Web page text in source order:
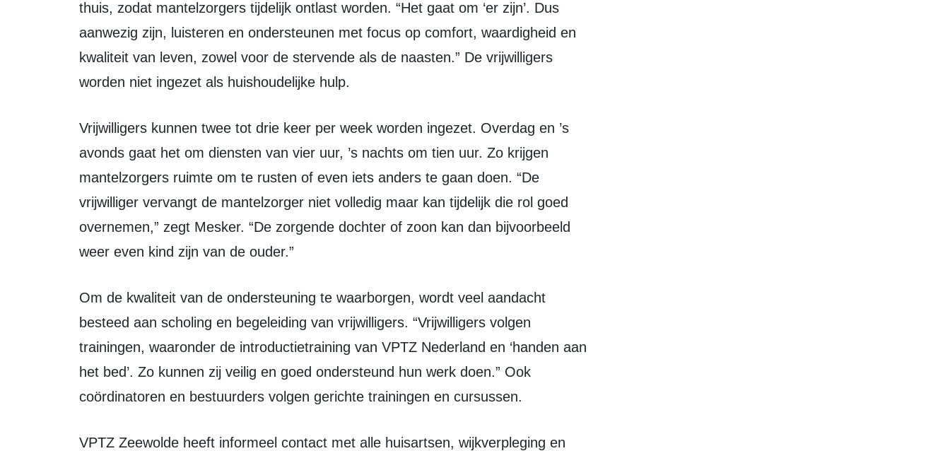
thuis, zodat mantelzorgers tijdelijk ontlast worden. “Het gaat om ‘er zijn’. Dus
aanwezig zijn, luisteren en ondersteunen met focus op comfort, waardigheid en
kwaliteit van leven, zowel voor de stervende als de naasten.” De vrijwilligers
worden niet ingezet als huishoudelijke hulp.
Vrijwilligers kunnen twee tot drie keer per week worden ingezet. Overdag en ’s
avonds gaat het om diensten van vier uur, ’s nachts om tien uur. Zo krijgen
mantelzorgers ruimte om te rusten of even iets anders te gaan doen. “De
vrijwilliger vervangt de mantelzorger niet volledig maar kan tijdelijk die rol goed
overnemen,” zegt Mesker. “De zorgende dochter of zoon kan dan bijvoorbeeld
weer even kind zijn van de ouder.”
Om de kwaliteit van de ondersteuning te waarborgen, wordt veel aandacht
besteed aan scholing en begeleiding van vrijwilligers. “Vrijwilligers volgen
trainingen, waaronder de introductietraining van VPTZ Nederland en ‘handen aan
het bed’. Zo kunnen zij veilig en goed ondersteund hun werk doen.” Ook
coördinatoren en bestuurders volgen gerichte trainingen en cursussen.
VPTZ Zeewolde heeft informeel contact met alle huisartsen, wijkverpleging en